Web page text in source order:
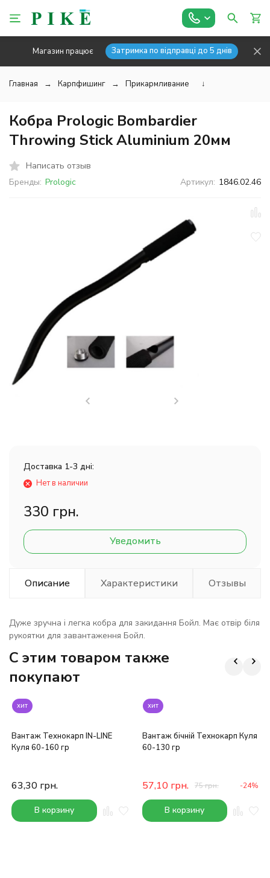
Магазин працює Затримка по відправці до 5 днів
Главная Карпфишинг Прикармливание ↓
Кобра Prologic Bombardier
Throwing Stick Aluminium 20мм
Написать отзыв
Бренды: Prologic Артикул: 1846.02.46
Доставка 1-3 дні:
Нет в наличии
330 грн.
Уведомить
Описание Характеристики Отзывы
Дуже зручна і легка кобра для закидання Бойл. Має отвір біля
рукоятки для завантаження Бойл.
C этим товаром также
покупают
хит
Вантаж Технокарп IN-LINE
Куля 60-160 гр
63,30 грн.
В корзину
хит
Вантаж бічній Технокарп Куля
60-130 гр
57,10 грн. 75грн. -24%
В корзину